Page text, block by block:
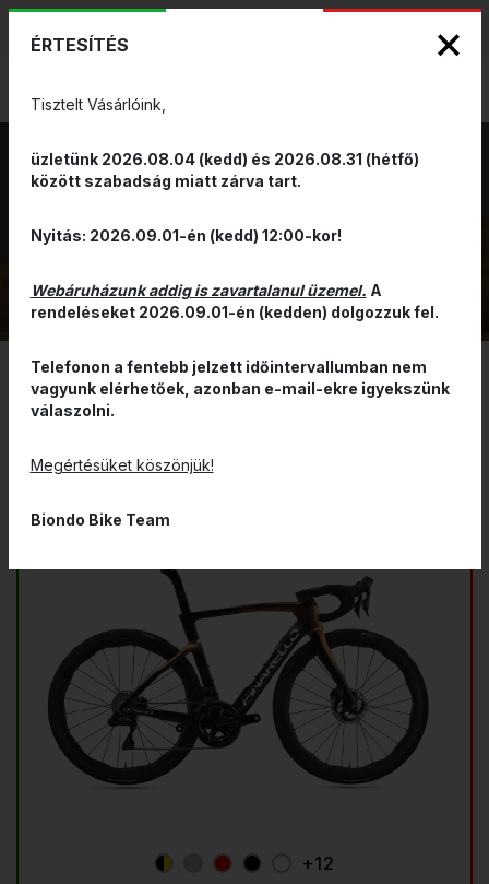
HUN
AERO
SZŰRÉS
+12
ÉRTESÍTÉS
Tisztelt Vásárlóink,
üzletünk 2026.08.04 (kedd) és 2026.08.31 (hétfő)
között szabadság miatt zárva tart.
Nyitás: 2026.09.01-én (kedd) 12:00-kor!
Webáruházunk addig is zavartalanul üzemel. A
rendeléseket 2026.09.01-én (kedden) dolgozzuk fel.
Telefonon a fentebb jelzett időintervallumban nem
vagyunk elérhetőek, azonban e-mail-ekre igyekszünk
válaszolni.
Megértésüket köszönjük!
Biondo Bike Team